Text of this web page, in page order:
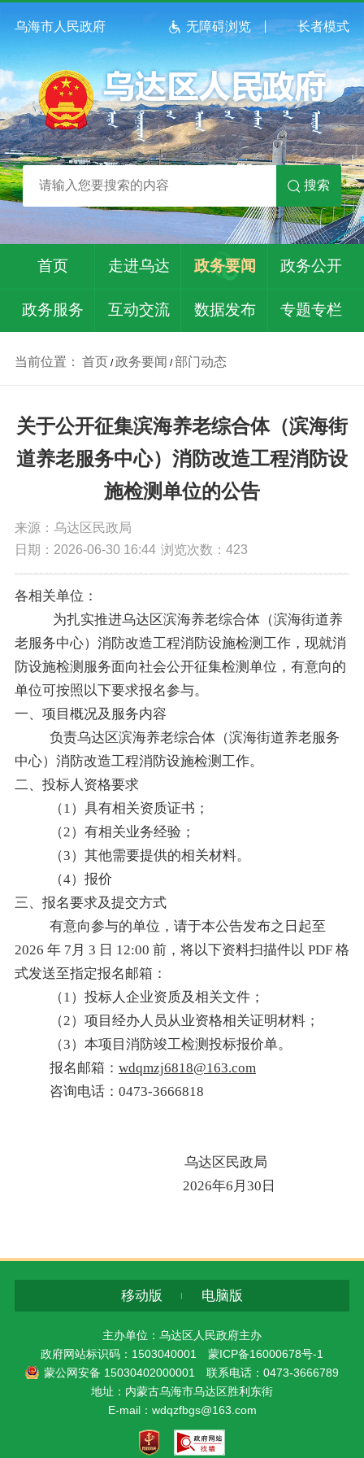
乌海市人民政府 无障碍浏览 长者模式
搜索
首页 走进乌达 政务要闻 政务公开
政务服务 互动交流 数据发布 专题专栏
当前位置： 首页 /政务要闻 /部门动态
关于公开征集滨海养老综合体（滨海街
道养老服务中心）消防改造工程消防设
施检测单位的公告
来源：乌达区民政局
日期：2026-06-30 16:44 浏览次数： 423
各相关单位：
为扎实推进乌达区滨海养老综合体（滨海街道养
老服务中心）消防改造工程消防设施检测工作，现就消
防设施检测 服务面向社会公开征集检测单位 ，有意向的
单位可按照以下要求报名参与。
一、 项目概况及 服务内容
负责乌达区滨海养老综合体（滨海街道养老服务
中心）消防改造工程消防设施检测工作。
二、 投标人资格要求
（1）具有相关资质证书；
（2）有相关业务经验；
（3）其他需要提供的相关材料。
（4）报价
三、报名要求及提交方式
有意向参与的单位，请于本公告发布之日起至
2026 年 7 月 3 日 12:00 前，将以下资料扫描件以 PDF 格
式发送至指定报名邮箱：
（1） 投标人企业资质及相关文件；
（2） 项目经办人员从业资格相关证明材料；
（3） 本项目 消防竣工检测投标报价单。
报名邮箱： wdqmzj6818@163.com
咨询电话： 0473-3666818
乌达区民政局
2026年6 月 30 日
移动版 电脑版
主办单位：乌达区人民政府主办
政府网站标识码：1503040001 蒙ICP备16000678号-1
蒙公网安备 15030402000001
联系电话：0473-3666789
地址：内蒙古乌海市乌达区胜利东街
E-mail：wdqzfbgs@163.com